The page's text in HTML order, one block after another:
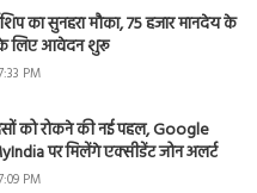
का सुनहरा मौका, 75 हजार मानदेय के
के लिए आवेदन शुरू
PM
को रोकने की नई पहल, Google
पर मिलेंगे एक्सीडेंट जोन अलर्ट
PM